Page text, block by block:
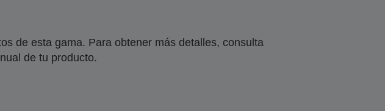
de esta gama. Para obtener más detalles, consulta
de tu producto.